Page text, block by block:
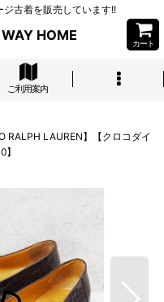
古着を販売しています!!
HOME
カート
ご利用案内
RALPH LAUREN】【クロコダイ